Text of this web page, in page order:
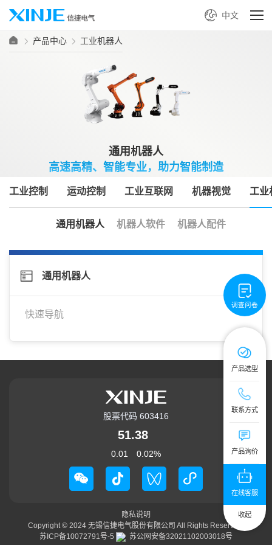
中文
产品中心 工业机器人
通用机器人
高速高精、智能专业，助力智能制造
工业控制 运动控制 工业互联网 机器视觉 工业
通用机器人 机器人软件 机器人配件
通用机器人
快速导航
股票代码 603416
51.38
0.01 0.02%
隐私说明
Copyright © 2024 无锡信捷电气股份有限公司 All Rights Reserved.
苏ICP备10072791号-5
苏公网安备32021102003018号
调查问卷
产品选型
联系方式
技术服务热
产品询价
提交您的需
在线客服
收起